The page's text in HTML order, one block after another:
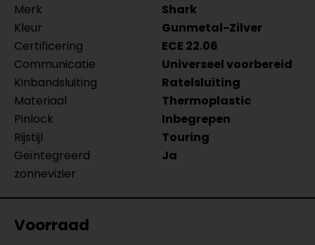
Merk
Shark
Kleur
Gunmetal-Zilver
Certificering
ECE 22.06
Communicatie
Universeel voorbereid
Kinbandsluiting
Ratelsluiting
Materiaal
Thermoplastic
Pinlock
Inbegrepen
Rijstijl
Touring
Geïntegreerd
zonnevizier
Ja
Voorraad